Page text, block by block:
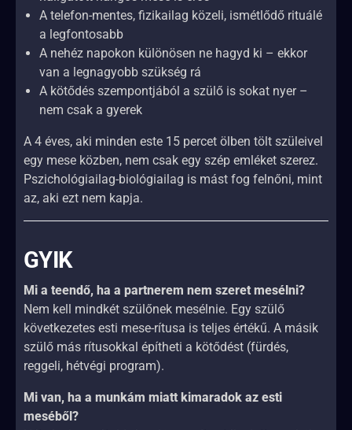
A telefon-mentes, fizikailag közeli, ismétlődő rituálé
a legfontosabb
A nehéz napokon különösen ne hagyd ki – ekkor
van a legnagyobb szükség rá
A kötődés szempontjából a szülő is sokat nyer –
nem csak a gyerek
A 4 éves, aki minden este 15 percet ölben tölt szüleivel
egy mese közben, nem csak egy szép emléket szerez.
Pszichológiailag-biológiailag is mást fog felnőni, mint
az, aki ezt nem kapja.
GYIK
Mi a teendő, ha a partnerem nem szeret mesélni?
Nem kell mindkét szülőnek mesélnie. Egy szülő
következetes esti mese-rítusa is teljes értékű. A másik
szülő más rítusokkal építheti a kötődést (fürdés,
reggeli, hétvégi program).
Mi van, ha a munkám miatt kimaradok az esti
meséből?